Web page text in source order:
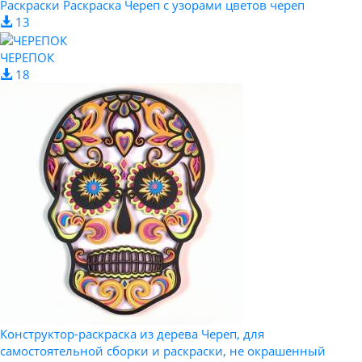
Раскраски Раскраска Череп с узорами цветов череп
13
ЧЕРЕПОК
18
Конструктор-раскраска из дерева Череп, для
самостоятельной сборки и раскраски, не окрашенный